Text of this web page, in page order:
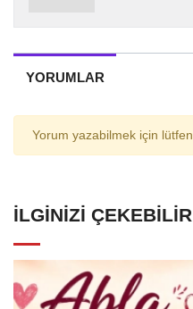
YORUMLAR
Yorum yazabilmek için lütfen
İLGINIZI ÇEKEBILIR